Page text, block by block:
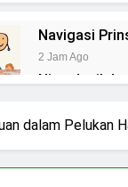
Navigasi
2 Jam Ago
Ning Jazil
Stigma
Standar
dalam Pelukan